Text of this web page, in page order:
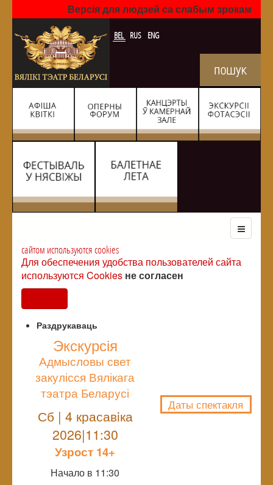
Версія для людзей са слабым зрокам
BEL RUS ENG
сайтом используются cookies
Для обеспечения удобства пользователей сайта
используются Cookies не согласен
Раздрукаваць
Экскурсія
Адмысловы свет
закулісся Вялікага
тэатра Беларусі
Сб | 4 красавiка
2026|11:30
Узрoст 14+
Начало в 11:30
Даты спектакля